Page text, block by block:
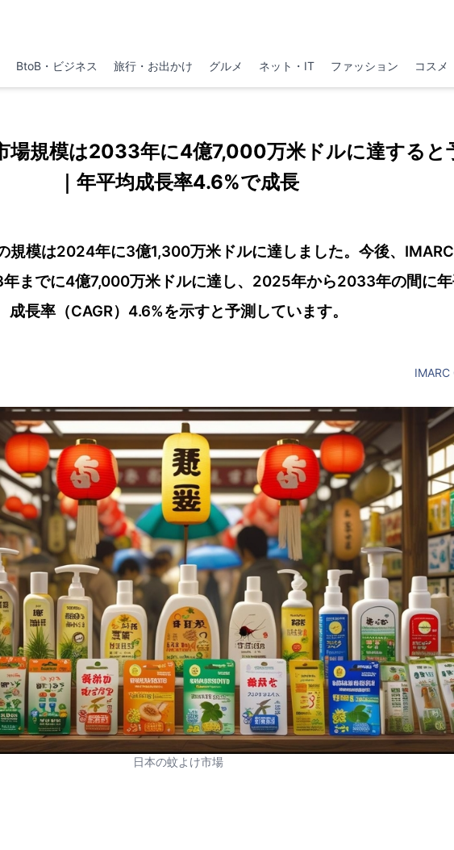
BtoB・ビジネス 旅行・お出かけ グルメ ネット・IT ファッション コスメ
場規模は2033年に4億7,000万米ドルに達すると
｜年平均成長率4.6%で成長
規模は2024年に3億1,300万米ドルに達しました。今後、
までに4億7,000万米ドルに達し、2025年から2033年の間に
成長率（CAGR）4.6%を示すと予測しています。
IMARC
日本の蚊よけ市場